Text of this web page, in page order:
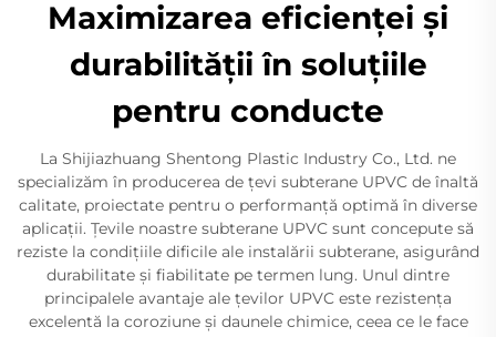
Maximizarea eficienței și
durabilității în soluțiile
pentru conducte
La Shijiazhuang Shentong Plastic Industry Co., Ltd. ne
specializăm în producerea de țevi subterane UPVC de înaltă
calitate, proiectate pentru o performanță optimă în diverse
aplicații. Țevile noastre subterane UPVC sunt concepute să
reziste la condițiile dificile ale instalării subterane, asigurând
durabilitate și fiabilitate pe termen lung. Unul dintre
principalele avantaje ale țevilor UPVC este rezistența
excelentă la coroziune și daunele chimice, ceea ce le face